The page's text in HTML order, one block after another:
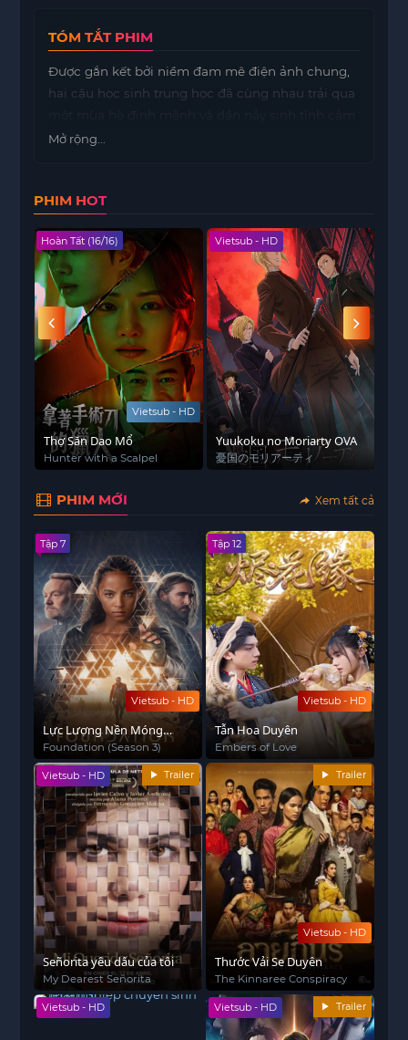
TÓM TẮT PHIM
Được gắn kết bởi niềm đam mê điện ảnh chung,
hai cậu học sinh trung học đã cùng nhau trải qua
với đối phương.
Mở rộng...
PHIM HOT
Vietsub - HD
Hoàn Tất (16/16)
Thợ Săn Dao Mổ
Hunter with a Scalpel
Vietsub - HD
Yuukoku no Moriarty OVA
憂国のモリアーティ
PHIM MỚI Xem tất cả
Vietsub - HD
Tập 7
Lực Lượng Nền Móng
(Phần 3)
Foundation (Season 3)
Vietsub - HD
Tập 12
Tẫn Hoa Duyên
Embers of Love
Vietsub - HD Trailer
Señorita yêu dấu của tôi
My Dearest Señorita
Vietsub - HD
Trailer
Thước Vải Se Duyên
The Kinnaree Conspiracy
Vietsub - HD Vietsub - HD Trailer